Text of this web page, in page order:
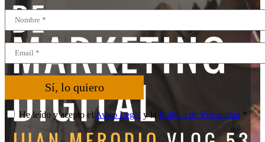
Sí, lo quiero
He leído y acepto elAviso Legal y la Política de Privacidad *